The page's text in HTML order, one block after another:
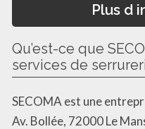
Plus d
Qu’est-ce que
services de
SECOMA est une
Av. Bollée, 72000 Le